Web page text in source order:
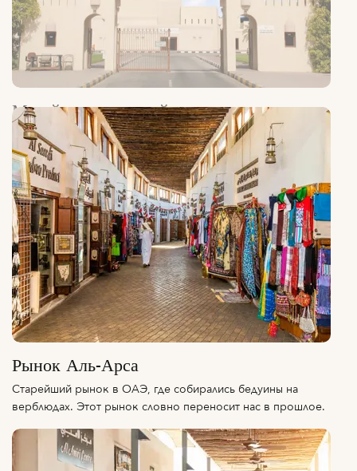
Музей естественной истории и
ботанический сад
Рынок Аль-Арса
Старейший рынок в ОАЭ, где собирались бедуины на
верблюдах. Этот рынок словно переносит нас в прошлое.